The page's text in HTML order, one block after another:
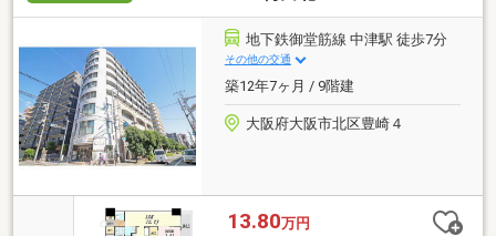
地下鉄御堂筋線 中津駅 徒歩7分
その他の交通
築12年7ヶ月 / 9階建
大阪府大阪市北区豊崎４
13.80万円